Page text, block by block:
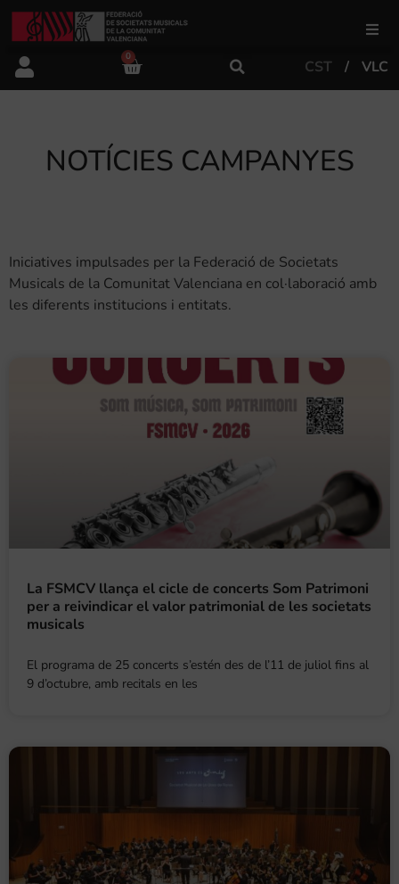
FSMCV
Àrea Artística
Actualitat
Tenda
0
CST VLC
NOTÍCIES CAMPANYES
Iniciatives impulsades per la Federació de Societats
Musicals de la Comunitat Valenciana en col·laboració amb
les diferents institucions i entitats.
La FSMCV llança el cicle de concerts Som Patrimoni
per a reivindicar el valor patrimonial de les societats
musicals
El programa de 25 concerts s’estén des de l’11 de juliol fins al
9 d’octubre, amb recitals en les